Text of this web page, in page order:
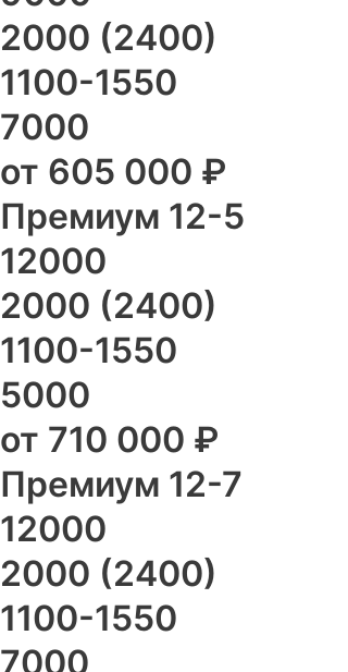
2000 (2400)
1100-1550
7000
от 605 000 ₽
Премиум 12-5
12000
2000 (2400)
1100-1550
5000
от 710 000 ₽
Премиум 12-7
12000
2000 (2400)
1100-1550
7000